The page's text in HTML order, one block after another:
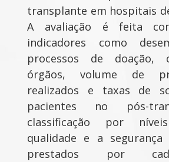
transplante em hospitais
A avaliação é feita
indicadores como
processos de doação,
órgãos, volume de
realizados e taxas de
pacientes no pós-
classificação por
qualidade e a segurança
prestados por